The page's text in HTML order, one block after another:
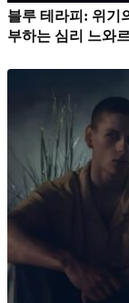
블루 테라피: 위기
부하는 심리 느와